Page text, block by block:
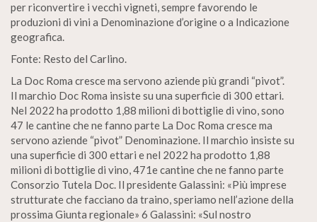
per riconvertire i vecchi vigneti, sempre favorendo le
produzioni di vini a Denominazione d’origine o a Indicazione
geografica.
Fonte: Resto del Carlino.
La Doc Roma cresce ma servono aziende più grandi “pivot”.
Il marchio Doc Roma insiste su una superficie di 300 ettari.
Nel 2022 ha prodotto 1,88 milioni di bottiglie di vino, sono
47 le cantine che ne fanno parte La Doc Roma cresce ma
servono aziende “pivot” Denominazione. Il marchio insiste su
una superficie di 300 ettari e nel 2022 ha prodotto 1,88
milioni di bottiglie di vino, 471e cantine che ne fanno parte
Consorzio Tutela Doc. Il presidente Galassini: «Più imprese
strutturate che facciano da traino, speriamo nell’azione della
prossima Giunta regionale» 6 Galassini: «Sul nostro